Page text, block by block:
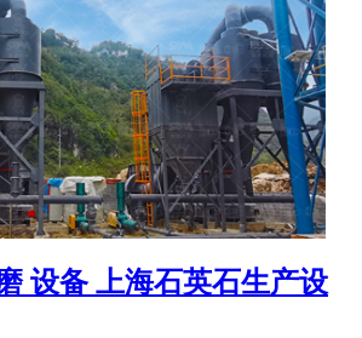
设备 上海石英石生产设